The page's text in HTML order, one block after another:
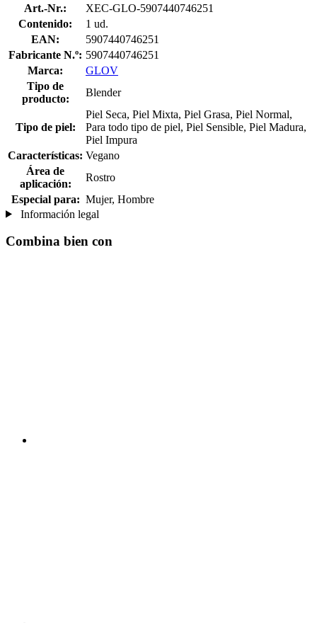
Art.-Nr.:
XEC-GLO-5907440746251
Contenido:
1 ud.
EAN:
5907440746251
Fabricante N.º: 5907440746251
Marca:
GLOV
Tipo de
producto:
Blender
Tipo de piel:
Piel Seca, Piel Mixta, Piel Grasa, Piel Normal,
Para todo tipo de piel, Piel Sensible, Piel Madura,
Piel Impura
Características: Vegano
Área de
aplicación:
Rostro
Especial para: Mujer, Hombre
Información legal
Combina bien con